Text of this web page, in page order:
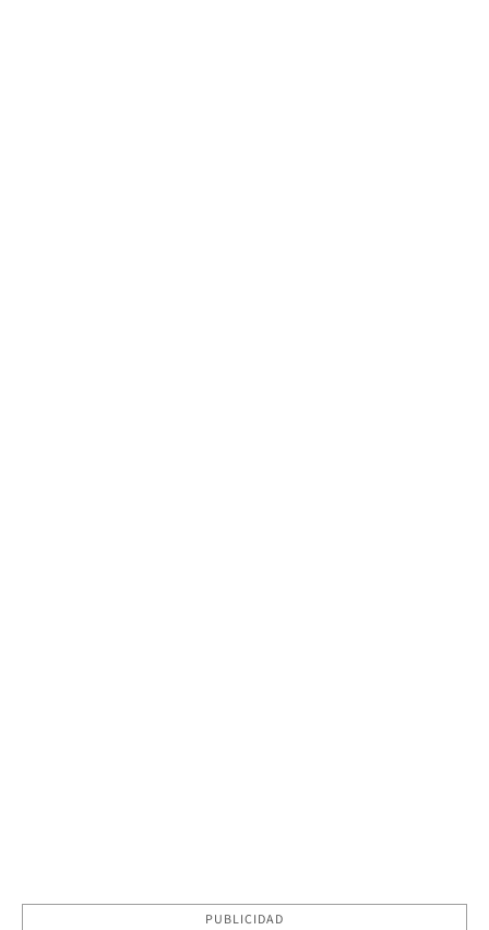
PUBLICIDAD